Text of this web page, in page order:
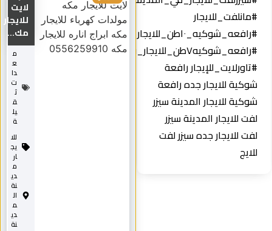
#مانلفت_للايجار
#رافعه_شوكيه_١٠طن_للايجار
#رافعه_شوكيه٧طن_للايجار_في_المدينه
#تاورلايت_للإيجار رافعة
شوكية للايجار جده رافعة
شوكية للايجار المدينة سيزر
لفت للايجار المدينة سيزر
لفت للايجار جده سيزر لفت
للايج
لايت
للايجار
مك...
م
ع
دا
ت
ث
ق
يل
ة
للا
يج
ار
م
دي
نة
ال
م
دي
نة